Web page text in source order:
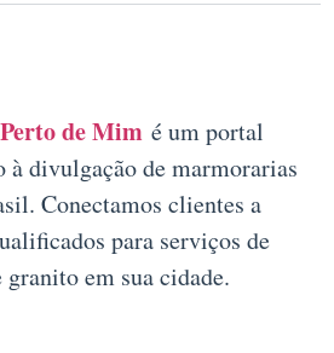
de Mim é um portal
à divulgação de marmorarias
Conectamos clientes a
para serviços de
em sua cidade.